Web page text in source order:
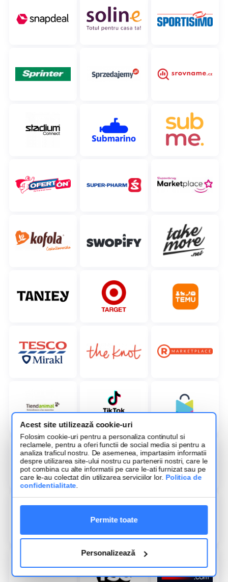
Acest site utilizează cookie-uri
Folosim cookie-uri pentru a personaliza continutul si
reclamele, pentru a oferi functii de social media si pentru a
analiza traficul nostru. De asemenea, impartasim informatii
despre utilizarea site-ului nostru cu partenerii nostri, care le
pot combina cu alte informatii pe care le-ati furnizat sau pe
care le-au colectat din utilizarea serviciilor lor. Politica de
confidentialitate
Permite toate
Personalizează